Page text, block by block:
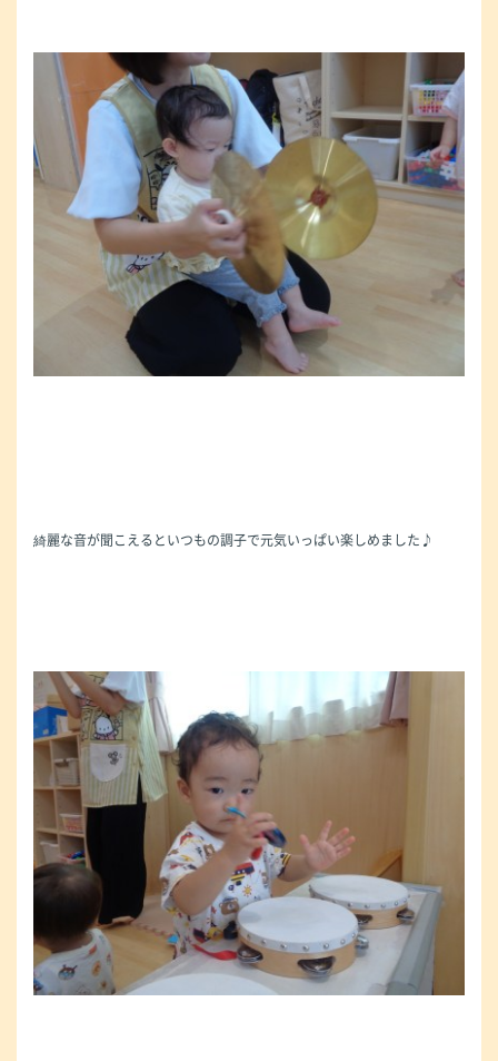
綺麗な音が聞こえるといつもの調子で元気いっぱい楽しめました♪